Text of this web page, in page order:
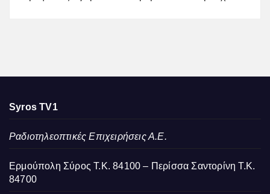
Syros TV1
Ραδιοτηλεοπτικές Επιχειρήσεις Α.Ε.
Ερμούπολη Σύρος Τ.Κ. 84100 – Περίσσα Σαντορίνη Τ.Κ.
84700